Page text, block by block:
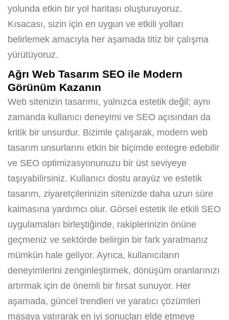
yolunda etkin bir yol haritası oluşturuyoruz.
Kısacası, sizin için en uygun ve etkili yolları
belirlemek amacıyla her aşamada titiz bir çalışma
yürütüyoruz.
Ağrı Web Tasarım SEO ile Modern
Görünüm Kazanın
Web sitenizin tasarımı, yalnızca estetik değil; aynı
zamanda kullanıcı deneyimi ve SEO açısından da
kritik bir unsurdur. Bizimle çalışarak, modern web
tasarım unsurlarını etkin bir biçimde entegre edebilir
ve SEO optimizasyonunuzu bir üst seviyeye
taşıyabilirsiniz. Kullanıcı dostu arayüz ve estetik
tasarım, ziyaretçilerinizin sitenizde daha uzun süre
kalmasına yardımcı olur. Görsel estetik ile etkili SEO
uygulamaları birleştiğinde, rakiplerinizin önüne
geçmeniz ve sektörde belirgin bir fark yaratmanız
mümkün hale geliyor. Ayrıca, kullanıcıların
deneyimlerini zenginleştirmek, dönüşüm oranlarınızı
artırmak için de önemli bir fırsat sunuyor. Her
aşamada, güncel trendleri ve yaratıcı çözümleri
masaya yatırarak en iyi sonuçları elde etmeye